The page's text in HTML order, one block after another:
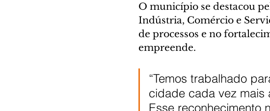
O município se destacou
Indústria, Comércio e
de processos e no
empreende.
“Temos trabalhado
cidade cada vez mais
Esse reconhecimento